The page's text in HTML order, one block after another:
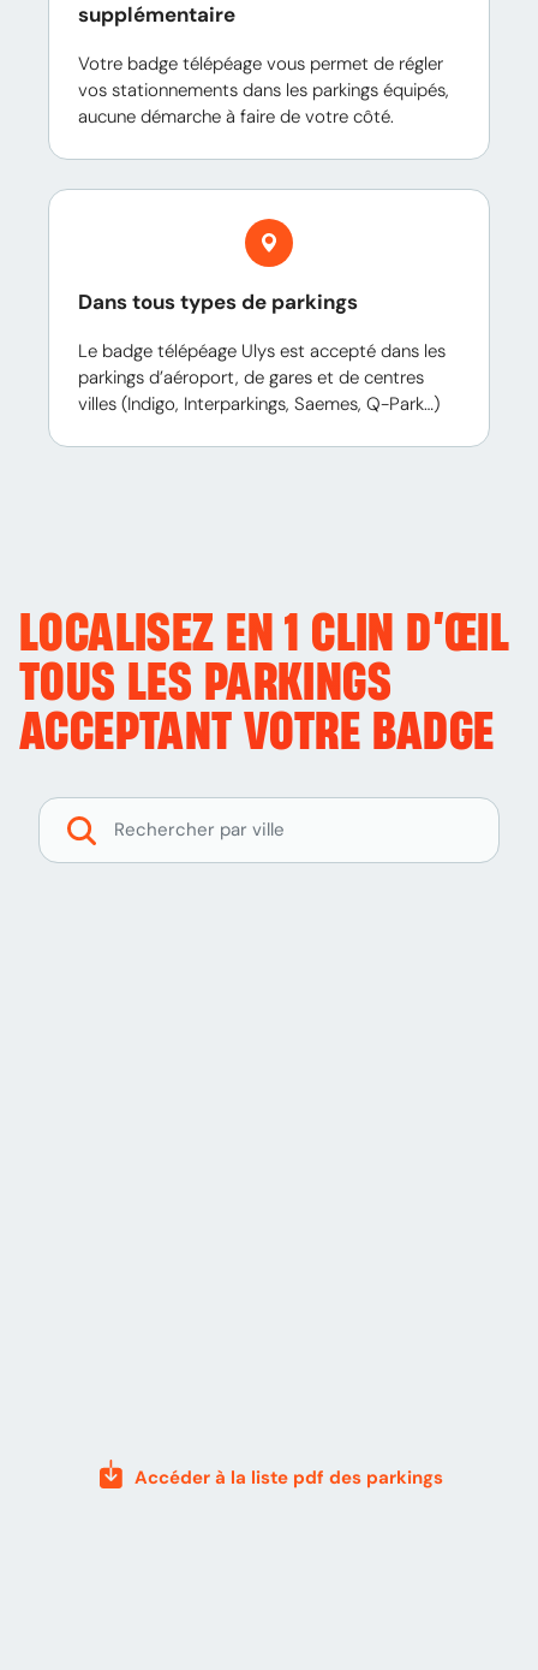
supplémentaire
Votre badge télépéage vous permet de régler
vos stationnements dans les parkings équipés,
aucune démarche à faire de votre côté.
Dans tous types de parkings
Le badge télépéage Ulys est accepté dans les
parkings d’aéroport, de gares et de centres
villes (Indigo, Interparkings, Saemes, Q-Park…)
LOCALISEZ EN 1 CLIN D’ŒIL
TOUS LES PARKINGS
ACCEPTANT VOTRE BADGE
Accéder à la liste pdf des parkings